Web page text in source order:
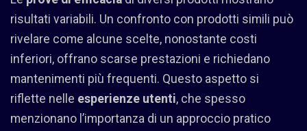
risultati variabili. Un confronto con prodotti simili può
rivelare come alcune scelte, nonostante costi
inferiori, offrano scarse prestazioni e richiedano
mantenimenti più frequenti. Questo aspetto si
riflette nelle esperienze utenti, che spesso
menzionano l’importanza di un approccio pratico